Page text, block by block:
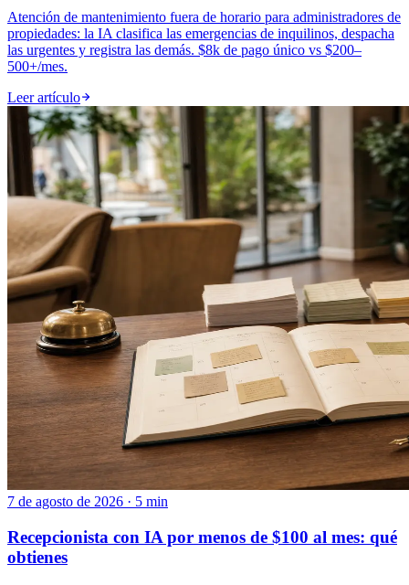
Atención de mantenimiento fuera de horario para administradores de
propiedades: la IA clasifica las emergencias de inquilinos, despacha
las urgentes y registra las demás. $8k de pago único vs $200–
500+/mes.
Leer artículo
7 de agosto de 2026 · 5 min
Recepcionista con IA por menos de $100 al mes: qué
obtienes